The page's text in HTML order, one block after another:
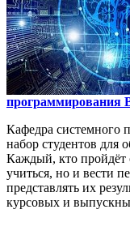
Кафедра
набор студентов для
Каждый, кто пройдёт
учиться, но и вести
представлять их
курсовых и